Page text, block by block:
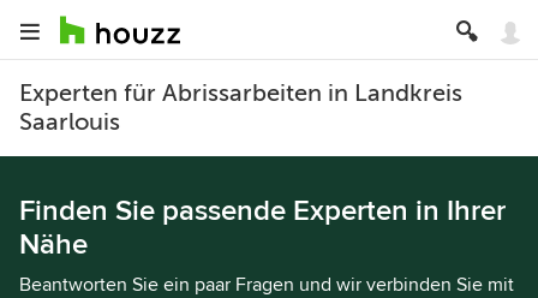
Experten für Abrissarbeiten in Landkreis
Saarlouis
Finden Sie passende Experten in Ihrer
Nähe
Beantworten Sie ein paar Fragen und wir verbinden Sie mit